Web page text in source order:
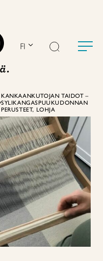
FI
KANKAANKUTOJAN TAIDOT –
SYLIKANGASPUUKUDONNAN
PERUSTEET, LOHJA